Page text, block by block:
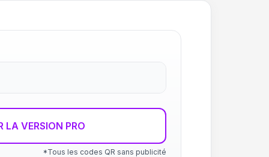
LA VERSION PRO
*Tous les codes QR sans publicité